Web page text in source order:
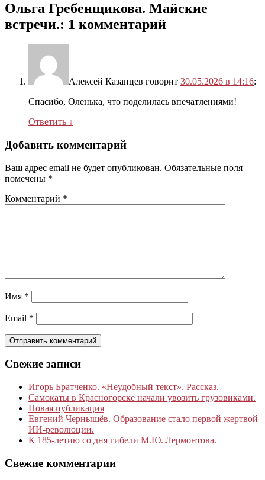
Ольга Гребенщикова. Майские
встречи.: 1 комментарий
Алексей Казанцев говорит 30.05.2026 в 14:16:
Спасибо, Оленька, что поделилась впечатлениями!
Ответить ↓
Добавить комментарий
Ваш адрес email не будет опубликован. Обязательные поля
помечены *
Комментарий *
Имя *
Email *
Свежие записи
Игорь Братченко. «Неудобный текст». Рассказ.
Самокаты в Красногорске начали увозить грузовиками.
Новая публикация
Евгений Чернышёв. Образование стало первой жертвой
ИИ-революции.
К 185‑летию со дня гибели М.Ю. Лермонтова.
Свежие комментарии